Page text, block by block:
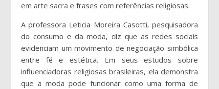
em arte sacra e frases com referências religiosas.
A professora Leticia Moreira Casotti, pesquisadora
do consumo e da moda, diz que as redes sociais
evidenciam um movimento de negociação simbólica
entre fé e estética. Em seus estudos sobre
influenciadoras religiosas brasileiras, ela demonstra
que a moda pode funcionar como uma forma de